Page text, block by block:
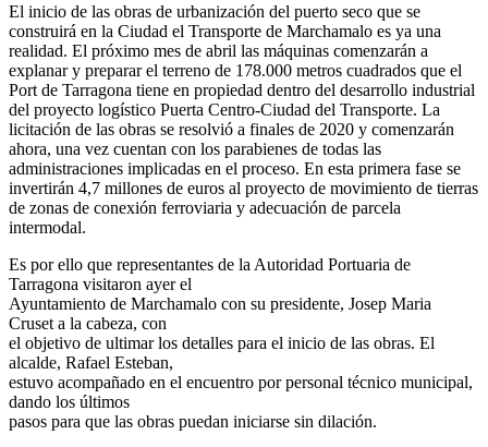
El inicio de las obras de urbanización del puerto seco que se
construirá en la Ciudad el Transporte de Marchamalo es ya una
realidad. El próximo mes de abril las máquinas comenzarán a
explanar y preparar el terreno de 178.000 metros cuadrados que el
Port de Tarragona tiene en propiedad dentro del desarrollo industrial
del proyecto logístico Puerta Centro-Ciudad del Transporte. La
licitación de las obras se resolvió a finales de 2020 y comenzarán
ahora, una vez cuentan con los parabienes de todas las
administraciones implicadas en el proceso. En esta primera fase se
invertirán 4,7 millones de euros al proyecto de movimiento de tierras
de zonas de conexión ferroviaria y adecuación de parcela
intermodal.
Es por ello que representantes de la Autoridad Portuaria de
Tarragona visitaron ayer el
Ayuntamiento de Marchamalo con su presidente, Josep Maria
Cruset a la cabeza, con
el objetivo de ultimar los detalles para el inicio de las obras. El
alcalde, Rafael Esteban,
estuvo acompañado en el encuentro por personal técnico municipal,
dando los últimos
pasos para que las obras puedan iniciarse sin dilación.